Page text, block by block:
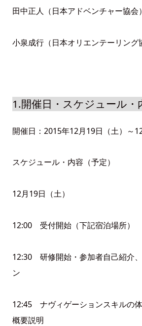
田中正人（日本アドベンチャー協会）
小泉成行（日本オリエンテーリング
1.開催日・スケジュール・
開催日：2015年12月19日（土）～
スケジュール・内容（予定）
12月19日（土）
12:00 受付開始（下記宿泊場所）
12:30 研修開始・参加者自己紹介
ン
12:45 ナヴィゲーションスキルの
概要説明